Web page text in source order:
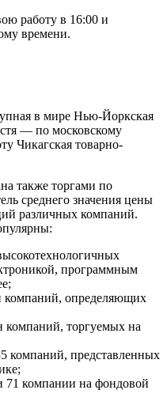
работу в 16:00 и
времени.
в мире Нью-Йоркская
— по московскому
Чикагская товарно-
также торгами по
среднего значения цены
различных компаний.
программным
компаний, определяющих
компаний, торгуемых на
компаний, представленных
71 компании на фондовой